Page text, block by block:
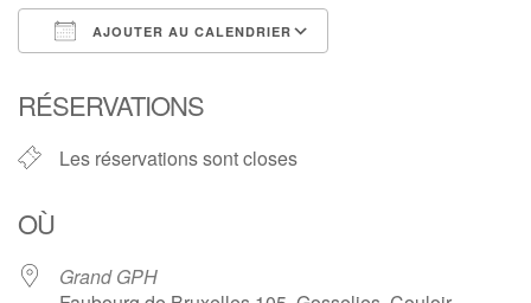
AJOUTER AU CALENDRIER
RÉSERVATIONS
Les réservations sont closes
OÙ
Grand GPH